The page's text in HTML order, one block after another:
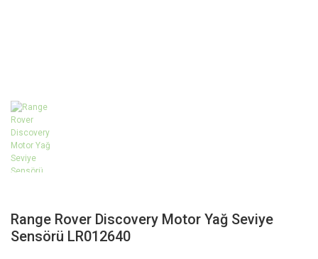
Range Rover Discovery Motor Yağ Seviye
Sensörü LR012640